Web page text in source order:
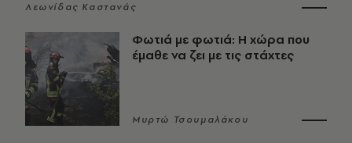
Λεωνίδας Καστανάς
Φωτιά με φωτιά: Η χώρα που
έμαθε να ζει με τις στάχτες
Μυρτώ Τσουμαλάκου